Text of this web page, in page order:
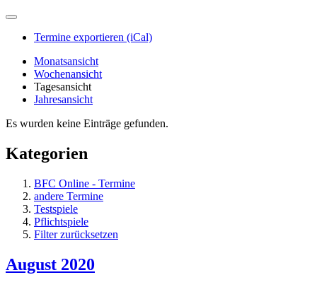
Termine exportieren (iCal)
Monatsansicht
Wochenansicht
Tagesansicht
Jahresansicht
Es wurden keine Einträge gefunden.
Kategorien
BFC Online - Termine
andere Termine
Testspiele
Pflichtspiele
Filter zurücksetzen
August 2020